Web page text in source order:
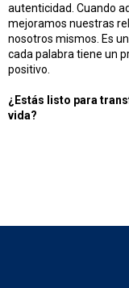
autenticidad. Cuando
mejoramos nuestras
nosotros mismos. Es
cada palabra tiene un
positivo.
¿Estás listo para
vida?